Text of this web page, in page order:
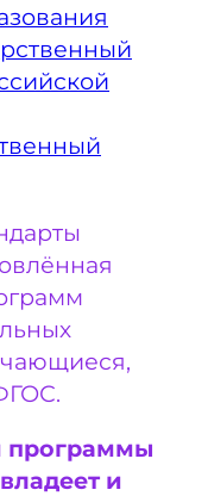
программы
и